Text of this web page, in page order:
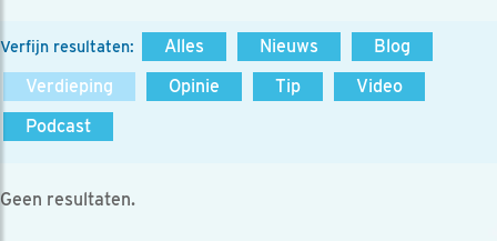
Verfijn resultaten: Alles Nieuws
Blog
Verdieping
Opinie Tip
Video
Podcast
Geen resultaten.